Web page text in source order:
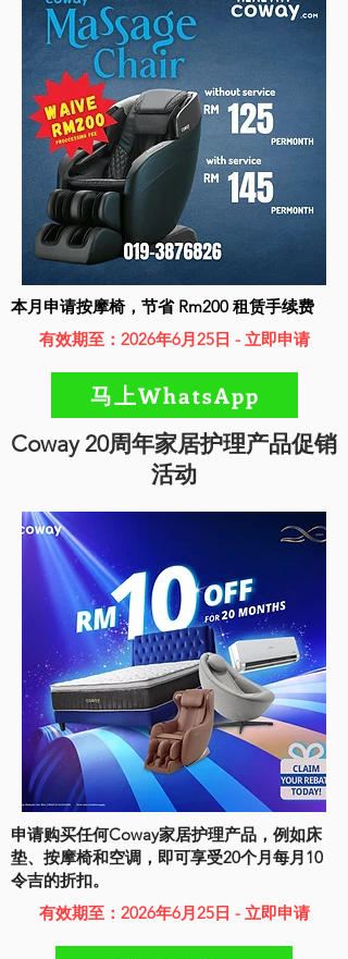
本月申请按摩椅，节省 Rm200 租赁手续费
有效期至：2026年6月25日 - 立即申请
马上WhatsApp
Coway 20周年家居护理产品促销
活动
申请购买任何Coway家居护理产品，例如床
垫、按摩椅和空调，即可享受20个月每月10
令吉的折扣。
有效期至：2026年6月25日 - 立即申请